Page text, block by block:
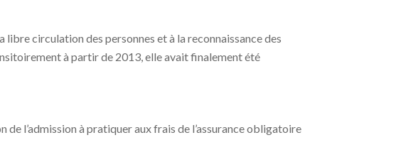
circulation des personnes et à la reconnaissance des
à partir de 2013, elle avait finalement été
l’admission à pratiquer aux frais de l’assurance obligatoire